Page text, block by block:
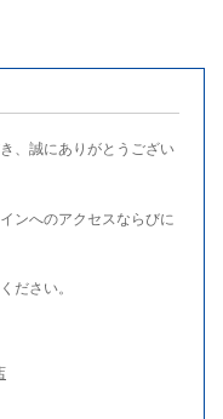
、誠にありがとうござい
ンへのアクセスならびに
ださい。